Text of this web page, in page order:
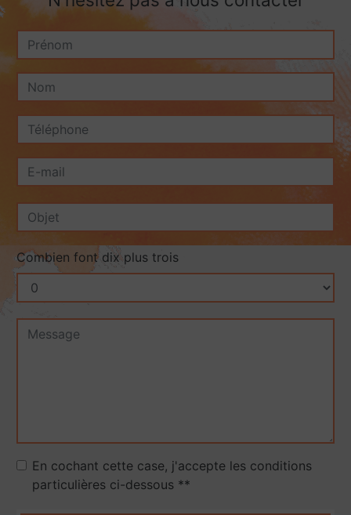
Combien font dix plus trois
En cochant cette case, j'accepte les conditions
particulières ci-dessous **